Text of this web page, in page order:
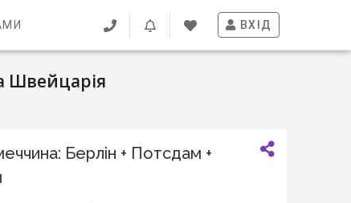
ВХІД
Швейцарія
Берлін + Потсдам +